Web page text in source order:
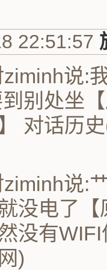
22:51:57
说:
别处坐
对话历
说:
没电了
没有
)